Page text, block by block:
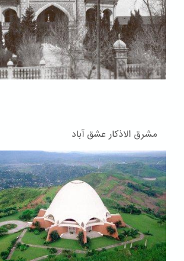
مشرق الاذکار عشق آباد